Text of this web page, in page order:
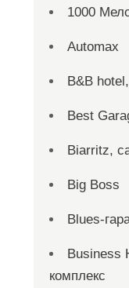
1000
Automax
B&B
Best
Biarritz,
Big Boss
Blues-
Business
комплекс